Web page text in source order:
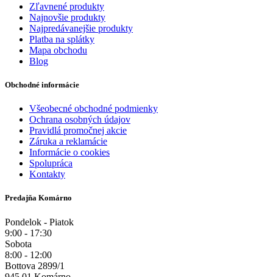
Zľavnené produkty
Najnovšie produkty
Najpredávanejšie produkty
Platba na splátky
Mapa obchodu
Blog
Obchodné informácie
Všeobecné obchodné podmienky
Ochrana osobných údajov
Pravidlá promočnej akcie
Záruka a reklamácie
Informácie o cookies
Spolupráca
Kontakty
Predajňa Komárno
Pondelok - Piatok
9:00 - 17:30
Sobota
8:00 - 12:00
Bottova 2899/1